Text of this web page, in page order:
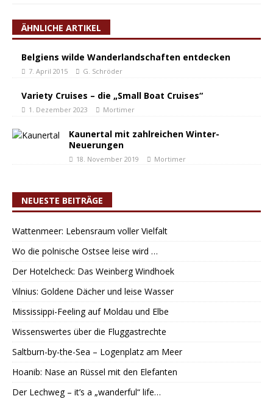
ÄHNLICHE ARTIKEL
Belgiens wilde Wanderlandschaften entdecken
7. April 2015 G. Schröder
Variety Cruises – die „Small Boat Cruises“
1. Dezember 2023 Mortimer
Kaunertal mit zahlreichen Winter-
Neuerungen
18. November 2019 Mortimer
NEUESTE BEITRÄGE
Wattenmeer: Lebensraum voller Vielfalt
Wo die polnische Ostsee leise wird …
Der Hotelcheck: Das Weinberg Windhoek
Vilnius: Goldene Dächer und leise Wasser
Mississippi-Feeling auf Moldau und Elbe
Wissenswertes über die Fluggastrechte
Saltburn-by-the-Sea – Logenplatz am Meer
Hoanib: Nase an Rüssel mit den Elefanten
Der Lechweg – it’s a „wanderful“ life…